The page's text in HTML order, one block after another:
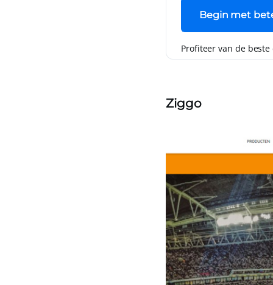
Begin met
Profiteer van de
Ziggo